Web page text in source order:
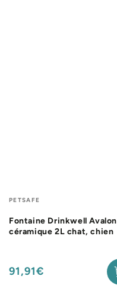
Fournisseur:
PETSAFE
Fontaine Drinkwell Avalon
céramique 2L chat, chien
Prix
91,91€